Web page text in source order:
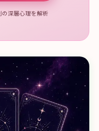
の深層心理を解析